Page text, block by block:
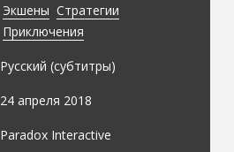
Экшены Стратегии
Приключения
Русский (субтитры)
24 апреля 2018
Paradox Interactive